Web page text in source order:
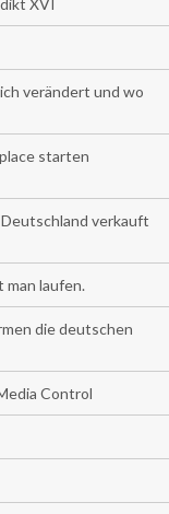
XVI
verändert und wo
starten
verkauft
man laufen.
die deutschen
Control